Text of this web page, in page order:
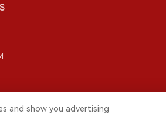
and show you advertising